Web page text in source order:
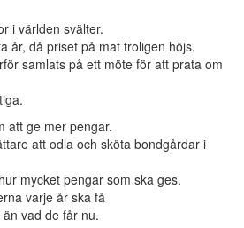
i världen svälter.
år, då priset på mat troligen höjs.
samlats på ett möte för att prata om
att ge mer pengar.
att odla och sköta bondgårdar i
mycket pengar som ska ges.
varje år ska få
vad de får nu.